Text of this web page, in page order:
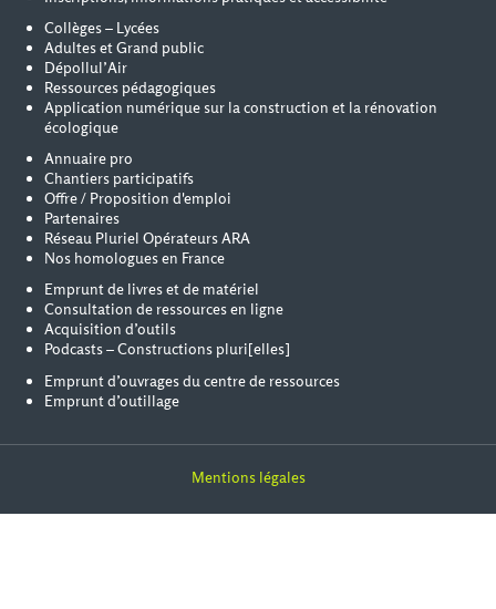
Collèges – Lycées
Adultes et Grand public
Dépollul’Air
Ressources pédagogiques
Application numérique sur la construction et la rénovation
écologique
Annuaire pro
Chantiers participatifs
Offre / Proposition d'emploi
Partenaires
Réseau Pluriel Opérateurs ARA
Nos homologues en France
Emprunt de livres et de matériel
Consultation de ressources en ligne
Acquisition d’outils
Podcasts – Constructions pluri[elles]
Emprunt d’ouvrages du centre de ressources
Emprunt d’outillage
Mentions légales